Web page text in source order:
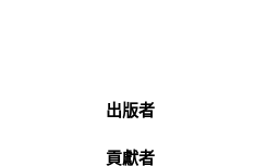
出版者
貢獻者